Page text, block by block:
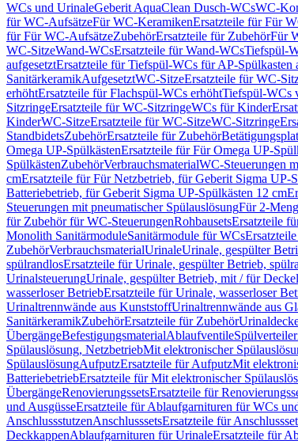
WCs und UrinaleGeberit AquaClean Dusch-WCsWC-
für WC-AufsätzeFür WC-KeramikenErsatzteile für Für
für Für WC-AufsätzeZubehörErsatzteile für ZubehörFür
WC-SitzeWand-WCsErsatzteile für Wand-WCsTiefspül-
aufgesetztErsatzteile für Tiefspül-WCs für AP-Spülkasten
SanitärkeramikAufgesetztWC-SitzeErsatzteile für WC-
erhöhtErsatzteile für Flachspül-WCs erhöhtTiefspül-WCs
SitzringeErsatzteile für WC-SitzringeWCs für Kinder
KinderWC-SitzeErsatzteile für WC-SitzeWC-Sitzringe
StandbidetsZubehörErsatzteile für Zubehör
Omega UP-SpülkästenErsatzteile für Für Omega UP-
SpülkästenZubehörVerbrauchsmaterialWC-Steuerungen
cmErsatzteile für Für Netzbetrieb, für Geberit Sigma UP-
Batteriebetrieb, für Geberit Sigma UP-Spülkästen 12 cm
Steuerungen mit pneumatischer SpülauslösungFür 2-
für Zubehör für WC-SteuerungenRohbausetsErsatzteile
Monolith SanitärmoduleSanitärmodule für WCs
ZubehörVerbrauchsmaterialUrinaleUrinale, gespülter
spülrandlosErsatzteile für Urinale, gespülter Betrieb,
UrinalsteuerungUrinale, gespülter Betrieb, mit / für Deckel
wasserloser BetriebErsatzteile für Urinale, wasserloser
Urinaltrennwände aus KunststoffUrinaltrennwände aus
SanitärkeramikZubehörErsatzteile für Zubehör
ÜbergängeBefestigungsmaterialAblaufventileSpülverteiler
Spülauslösung, NetzbetriebMit elektronischer
SpülauslösungAufputzErsatzteile für AufputzMit
BatteriebetriebErsatzteile für Mit elektronischer
ÜbergängeRenovierungssetsErsatzteile für
und AusgüsseErsatzteile für Ablaufgarnituren für WCs
AnschlussstutzenAnschlusssetsErsatzteile für
DeckkappenAblaufgarnituren für UrinaleErsatzteile für